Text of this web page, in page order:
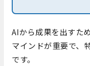
AIから成果を出すた
マインドが重要で、
です。